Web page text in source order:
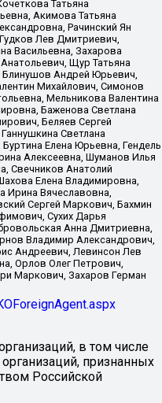
Татьяна
Акимова Татьяна
Рачинский Ян
Лев Дмитриевич,
Васильевна, Захарова
Щур Татьяна
Андрей Юрьевич,
Михайлович, Симонов
Мельникова Валентина
Баженова Светлана
Беляев Сергей
Светлана
Елена Юрьевна, Гендель
Алексеевна, Шуманов Илья
Свечников Анатолий
Елена Владимировна,
Ирина Вячеславовна,
Сергей Маркович, Бахмин
Сухих Дарья
Анна Дмитриевна,
Владимир Александрович,
Андреевич, Левинсон Лев
Орлов Олег Петрович,
Маркович, Захаров Герман
в том числе
признанных
Российской